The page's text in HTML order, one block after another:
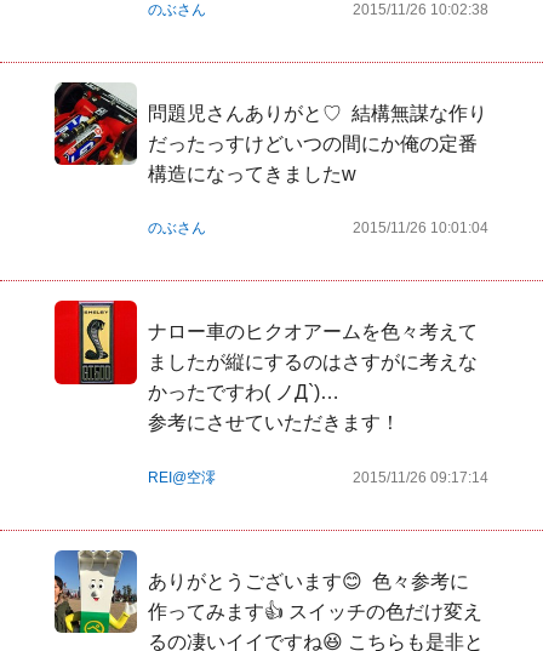
のぶさん 2015/11/26 10:02:38
問題児さんありがと♡  結構無謀な作り
だったっすけどいつの間にか俺の定番
構造になってきましたw
のぶさん 2015/11/26 10:01:04
ナロー車のヒクオアームを色々考えて
ましたが縦にするのはさすがに考えな
かったですわ( ノД`)…
参考にさせていただきます！
REI@空澪 2015/11/26 09:17:14
ありがとうございます😊  色々参考に
作ってみます👍 スイッチの色だけ変え
るの凄いイイですね😆 こちらも是非と